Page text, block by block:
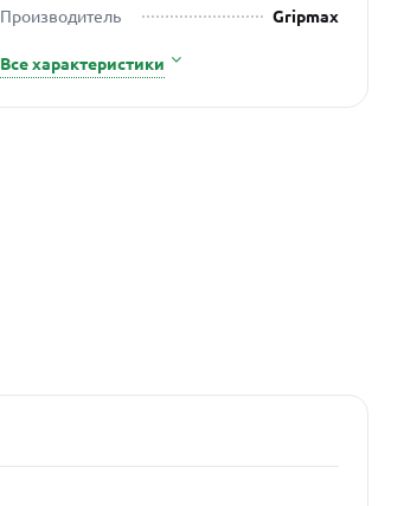
Производитель
Gripmax
Все характеристики